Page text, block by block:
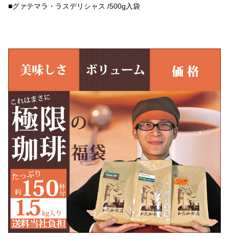
■グァテマラ・ラスデリシャス /500g入袋